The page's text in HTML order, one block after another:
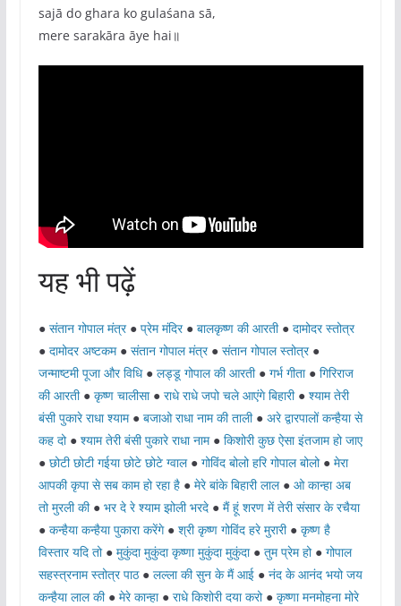
sajā do ghara ko gulaśana sā,
mere sarakāra āye hai॥
यह भी पढ़ें
● संतान गोपाल मंत्र● प्रेम मंदिर● बालकृष्ण की आरती● दामोदर स्तोत्र
● दामोदर अष्टकम● संतान गोपाल मंत्र● संतान गोपाल स्तोत्र●
जन्माष्टमी पूजा और विधि● लड्डू गोपाल की आरती● गर्भ गीता● गिरिराज
की आरती● कृष्ण चालीसा● राधे राधे जपो चले आएंगे बिहारी● श्याम तेरी
बंसी पुकारे राधा श्याम● बजाओ राधा नाम की ताली● अरे द्वारपालों कन्हैया से
कह दो● श्याम तेरी बंसी पुकारे राधा नाम ● किशोरी कुछ ऐसा इंतजाम हो जाए
● छोटी छोटी गईया छोटे छोटे ग्वाल● गोविंद बोलो हरि गोपाल बोलो● मेरा
आपकी कृपा से सब काम हो रहा है● मेरे बांके बिहारी लाल● ओ कान्हा अब
तो मुरली की● भर दे रे श्याम झोली भरदे● मैं हूं शरण में तेरी संसार के रचैया
● कन्हैया कन्हैया पुकारा करेंगे● श्री कृष्ण गोविंद हरे मुरारी● कृष्ण है
विस्तार यदि तो● मुकुंदा मुकुंदा कृष्णा मुकुंदा मुकुंदा● तुम प्रेम हो● गोपाल
सहस्त्रनाम स्तोत्र पाठ● लल्ला की सुन के मैं आई● नंद के आनंद भयो जय
कन्हैया लाल की● मेरे कान्हा● राधे किशोरी दया करो● कृष्णा मनमोहना मोरे